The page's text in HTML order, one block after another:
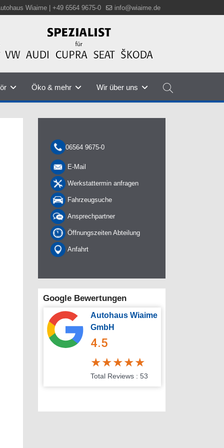
Wiaime | +49 6564 9675-0 info@wiaime.de
Öko & mehr Wir über uns
06564 9675-0
E-Mail
Werkstattermin anfragen
Fahrzeugsuche
Ansprechpartner
Öffnungszeiten Abteilung
Anfahrt
Google Bewertungen
Autohaus Wiaime
GmbH
4.5
★★★★★
Total Reviews : 53